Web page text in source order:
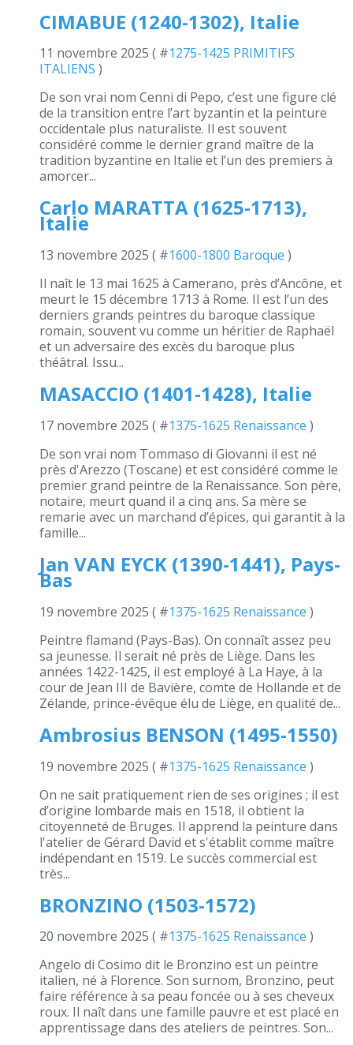
CIMABUE (1240-1302), Italie
11 novembre 2025 ( #1275-1425 PRIMITIFS
ITALIENS )
De son vrai nom Cenni di Pepo, c’est une figure clé
de la transition entre l’art byzantin et la peinture
occidentale plus naturaliste. Il est souvent
considéré comme le dernier grand maître de la
tradition byzantine en Italie et l’un des premiers à
amorcer...
Carlo MARATTA (1625-1713),
Italie
13 novembre 2025 ( #1600-1800 Baroque )
Il naît le 13 mai 1625 à Camerano, près d’Ancône, et
meurt le 15 décembre 1713 à Rome. Il est l’un des
derniers grands peintres du baroque classique
romain, souvent vu comme un héritier de Raphaël
et un adversaire des excès du baroque plus
théâtral. Issu...
MASACCIO (1401-1428), Italie
17 novembre 2025 ( #1375-1625 Renaissance )
De son vrai nom Tommaso di Giovanni il est né
près d'Arezzo (Toscane) et est considéré comme le
premier grand peintre de la Renaissance. Son père,
notaire, meurt quand il a cinq ans. Sa mère se
remarie avec un marchand d’épices, qui garantit à la
famille...
Jan VAN EYCK (1390-1441), Pays-
Bas
19 novembre 2025 ( #1375-1625 Renaissance )
Peintre flamand (Pays-Bas). On connaît assez peu
sa jeunesse. Il serait né près de Liège. Dans les
années 1422-1425, il est employé à La Haye, à la
cour de Jean III de Bavière, comte de Hollande et de
Zélande, prince-évêque élu de Liège, en qualité de...
Ambrosius BENSON (1495-1550)
19 novembre 2025 ( #1375-1625 Renaissance )
On ne sait pratiquement rien de ses origines ; il est
d’origine lombarde mais en 1518, il obtient la
citoyenneté de Bruges. Il apprend la peinture dans
l'atelier de Gérard David et s'établit comme maître
indépendant en 1519. Le succès commercial est
très...
BRONZINO (1503-1572)
20 novembre 2025 ( #1375-1625 Renaissance )
Angelo di Cosimo dit le Bronzino est un peintre
italien, né à Florence. Son surnom, Bronzino, peut
faire référence à sa peau foncée ou à ses cheveux
roux. Il naît dans une famille pauvre et est placé en
apprentissage dans des ateliers de peintres. Son...